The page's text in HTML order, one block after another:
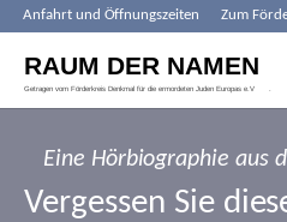
Anfahrt und Öffnungszeiten Zum
Eine Hörbiographie aus
Vergessen Sie